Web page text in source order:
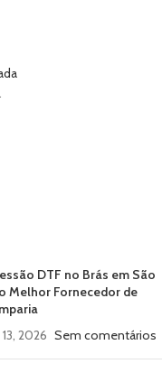
DTF no Brás em São
Melhor Fornecedor de
2026 Sem comentários